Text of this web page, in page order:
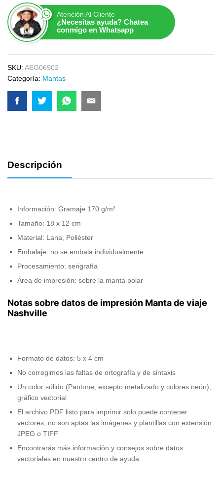
Atención Al Cliente
¿Necesitas ayuda? Chatea
conmigo en Whatsapp
SKU: AEG06902
Categoría: Mantas
Descripción
Información: Gramaje 170 g/m²
Tamaño: 18 x 12 cm
Material: Lana, Poliéster
Embalaje: no se embala individualmente
Procesamiento: serigrafía
Área de impresión: sobre la manta polar
Notas sobre datos de impresión Manta de viaje
Nashville
Formato de datos: 5 x 4 cm
No corregimos las faltas de ortografía y de sintaxis
Un color sólido (Pantone, excepto metalizado y colores neón),
gráfico vectorial
El archivo PDF listo para imprimir solo puede contener
vectores; no son aptas las imágenes y plantillas con extensión
JPEG o TIFF
Encontrarás más información y consejos sobre datos
vectoriales en nuestro centro de ayuda.